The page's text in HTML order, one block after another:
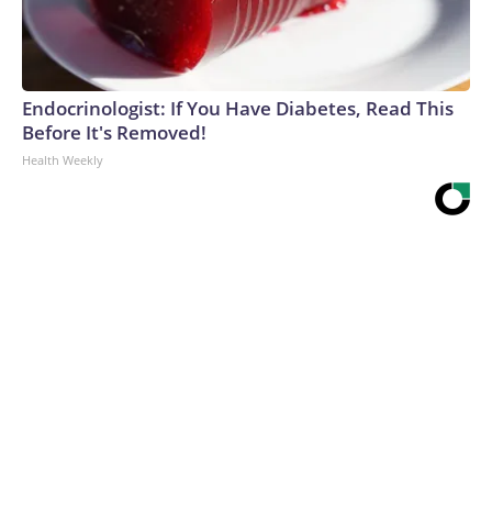
Endocrinologist: If You Have Diabetes, Read This
Before It's Removed!
Health Weekly